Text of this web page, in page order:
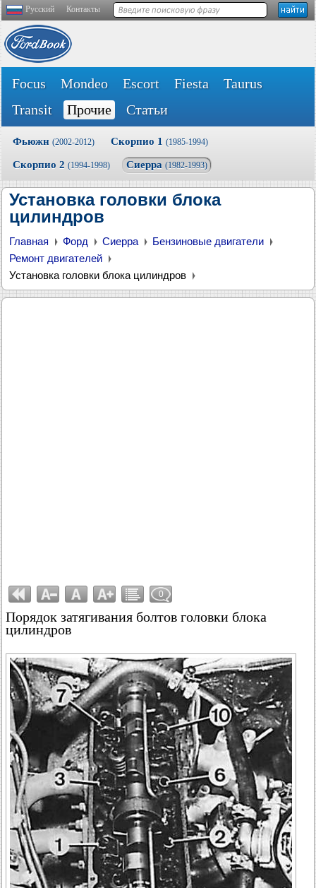
Русский Контакты
Focus Mondeo Escort Fiesta
Taurus
Transit
Прочие Статьи
Фьюжн (2002-2012) Скорпио 1 (1985-1994)
Скорпио 2 (1994-1998) Сиерра (1982-1993)
Установка головки блока
цилиндров
Главная Форд Сиерра
Бензиновые двигатели
Ремонт двигателей
Установка головки блока цилиндров
0
Порядок затягивания болтов головки блока
цилиндров